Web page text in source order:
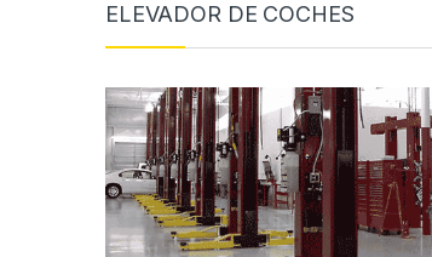
ELEVADOR DE COCHES